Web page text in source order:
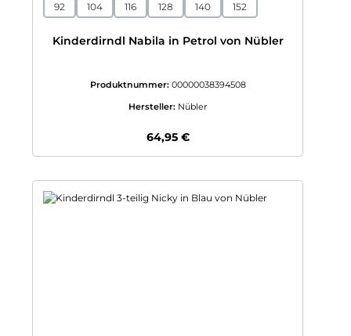
92 104 116 128 140 152
Kinderdirndl Nabila in Petrol von Nübler
Produktnummer: 00000038394508
Hersteller: Nübler
Regulärer Preis:
64,95 €